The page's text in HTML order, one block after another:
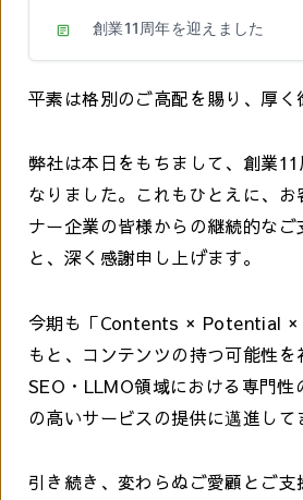
創業11周年を迎えました
平素は格別のご高配を賜り、厚く
弊社は本日をもちまして、創業
なりました。これもひとえに、お
ナー企業の皆様からの継続的な
と、深く感謝申し上げます。
今期も「Contents × Potential ×
もと、コンテンツの持つ可能性を
SEO・LLMO領域における専門性
の高いサービスの提供に邁進して
引き続き、変わらぬご愛顧とご支